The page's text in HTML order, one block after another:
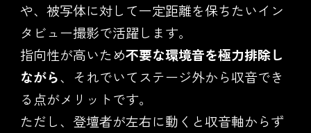
や、被写体に対して一定距離を保ちたいイン
タビュー撮影で活躍します。
指向性が高いため不要な環境音を極力排除し
ながら、それでいてステージ外から収音でき
る点がメリットです。
ただし、登壇者が左右に動くと収音軸からず